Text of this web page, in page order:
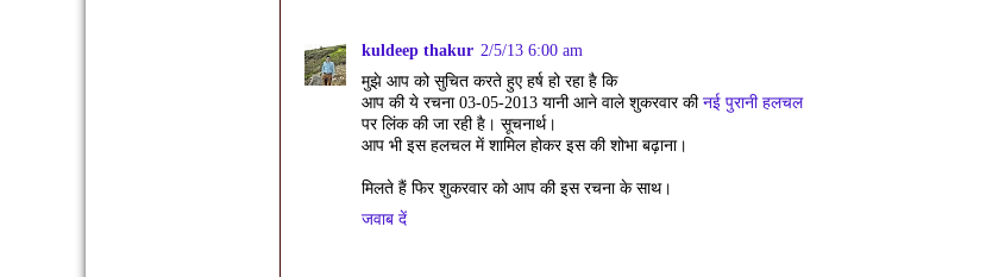
kuldeep thakur 2/5/13 6:00 am
मुझे आप को सुचित करते हुए हर्ष हो रहा है कि
आप की ये रचना 03-05-2013 यानी आने वाले शुकरवार की नई पुरानी हलचल
पर लिंक की जा रही है। सूचनार्थ।
आप भी इस हलचल में शामिल होकर इस की शोभा बढ़ाना।
मिलते हैं फिर शुकरवार को आप की इस रचना के साथ।
जवाब दें